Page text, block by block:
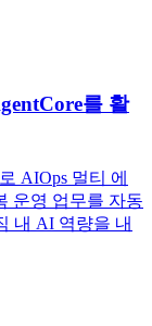
를 활
AIOps 멀티 에
운영 업무를 자동
내 AI 역량을 내